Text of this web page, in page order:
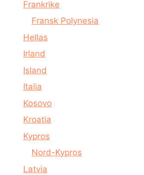
Frankrike
Fransk Polynesia
Hellas
Irland
Island
Italia
Kosovo
Kroatia
Kypros
Nord-Kypros
Latvia